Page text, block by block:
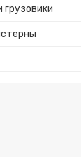
грузовики